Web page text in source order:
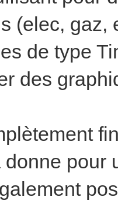
(elec,
de type
des
pour